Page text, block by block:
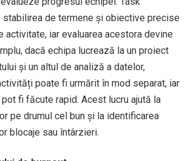
stabilirea de termene și obiective precise
activitate, iar evaluarea acestora devine
dacă echipa lucrează la un proiect
și un altul de analiză a datelor,
poate fi urmărit în mod separat, iar
fi făcute rapid. Acest lucru ajută la
pe drumul cel bun și la identificarea
blocaje sau întârzieri.